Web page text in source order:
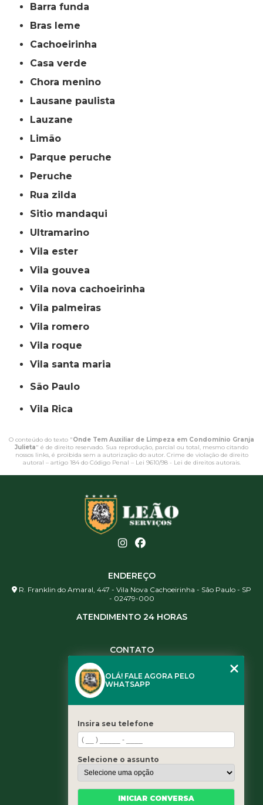
barra funda
bras leme
cachoeirinha
casa verde
chora menino
lausane paulista
lauzane
limão
parque peruche
peruche
rua zilda
sitio mandaqui
ultramarino
vila ester
vila gouvea
vila nova cachoeirinha
vila palmeiras
vila romero
vila roque
vila santa maria
São Paulo
Vila Rica
O conteúdo do texto "Onde Tem Auxiliar de Limpeza em Condomínio Granja
Julieta" é de direito reservado. Sua reprodução, parcial ou total, mesmo citando
nossos links, é proibida sem a autorização do autor. Crime de violação de direito
autoral – artigo 184 do Código Penal – Lei 9610/98 - Lei de direitos autorais.
ENDEREÇO
R. Franklin do Amaral, 447 - Vila Nova Cachoeirinha - São Paulo - SP
- 02479-000
ATENDIMENTO 24 HORAS
CONTATO
(11) 3461-5871
contato@leaoservicos.com.br
Home
Quem somos
Serviços
Blog
OLÁ! FALE AGORA PELO
WHATSAPP
Insira seu telefone
Selecione o assunto
INICIAR CONVERSA